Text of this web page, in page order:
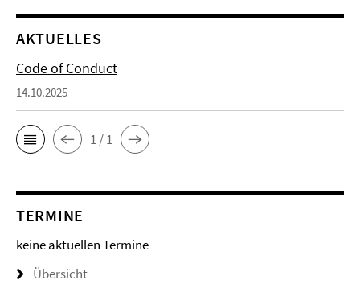
AKTUELLES
Code of Conduct
14.10.2025
1 / 1
TERMINE
keine aktuellen Termine
Übersicht